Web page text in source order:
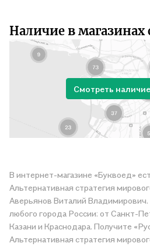
Наличие в магазинах
Смотреть
В интернет-магазине «Буквоед»
Альтернативная стратегия
Аверьянов Виталий
любого города России: от Санкт-
Казани и Краснодара. Получите
Альтернативная стратегия